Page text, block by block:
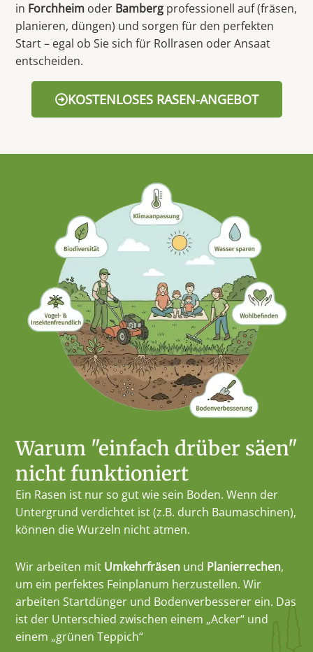
in Forchheim oder Bamberg professionell auf (fräsen,
planieren, düngen) und sorgen für den perfekten
Start – egal ob Sie sich für Rollrasen oder Ansaat
entscheiden.
KOSTENLOSES RASEN-ANGEBOT
Warum "einfach drüber säen"
nicht funktioniert
Ein Rasen ist nur so gut wie sein Boden. Wenn der
Untergrund verdichtet ist (z.B. durch Baumaschinen),
können die Wurzeln nicht atmen.
Wir arbeiten mit Umkehrfräsen und Planierrechen,
um ein perfektes Feinplanum herzustellen. Wir
arbeiten Startdünger und Bodenverbesserer ein. Das
ist der Unterschied zwischen einem „Acker“ und
einem „grünen Teppich“